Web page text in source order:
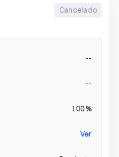
Cancelado
--
--
100 %
Ver